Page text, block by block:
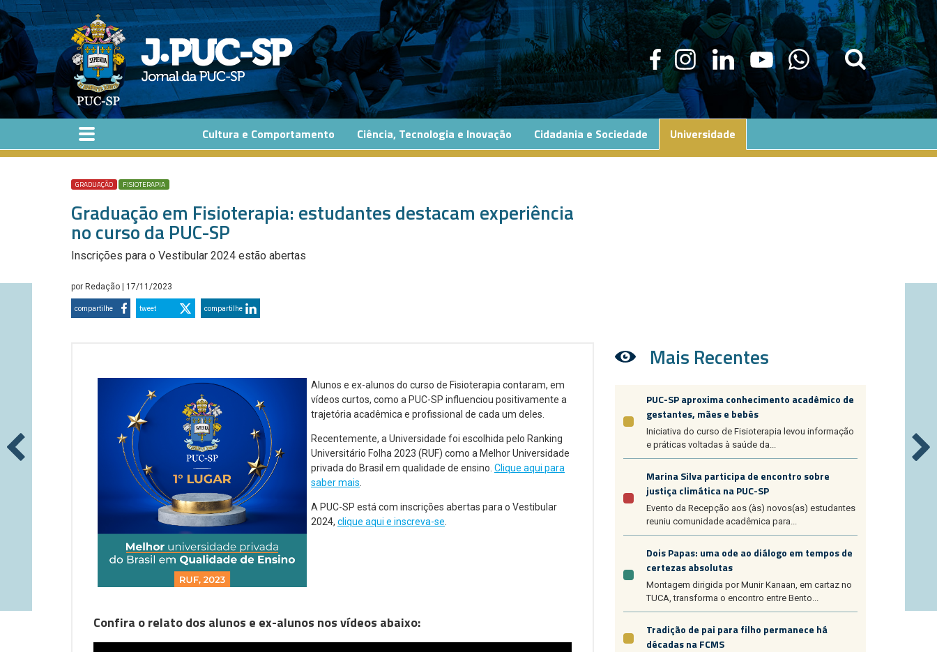
Pular para o conteúdo principal
Cultura e Comportamento Ciência, Tecnologia e Inovação Cidadania e Sociedade Universidade
GRADUAÇÃO FISIOTERAPIA
Graduação em Fisioterapia: estudantes destacam experiência
no curso da PUC-SP
Inscrições para o Vestibular 2024 estão abertas
por Redação | 17/11/2023
compartilhe tweet compartilhe
Alunos e ex-alunos do curso de Fisioterapia contaram, em
vídeos curtos, como a PUC-SP influenciou positivamente a
trajetória acadêmica e profissional de cada um deles.
Recentemente, a Universidade foi escolhida pelo Ranking
Universitário Folha 2023 (RUF) como a Melhor Universidade
privada do Brasil em qualidade de ensino. Clique aqui para
saber mais
A PUC-SP está com inscrições abertas para o Vestibular
2024, clique aqui e inscreva-se
Confira o relato dos alunos e ex-alunos nos vídeos abaixo:
Mais Recentes
PUC-SP aproxima conhecimento acadêmico de
gestantes, mães e bebês
Iniciativa do curso de Fisioterapia levou informação
e práticas voltadas à saúde da...
Marina Silva participa de encontro sobre
justiça climática na PUC-SP
Evento da Recepção aos (às) novos(as) estudantes
reuniu comunidade acadêmica para...
Dois Papas: uma ode ao diálogo em tempos de
certezas absolutas
Montagem dirigida por Munir Kanaan, em cartaz no
TUCA, transforma o encontro entre Bento...
Tradição de pai para filho permanece há
décadas na FCMS